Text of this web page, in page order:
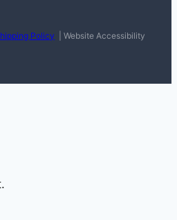
Policy | Website Accessibility